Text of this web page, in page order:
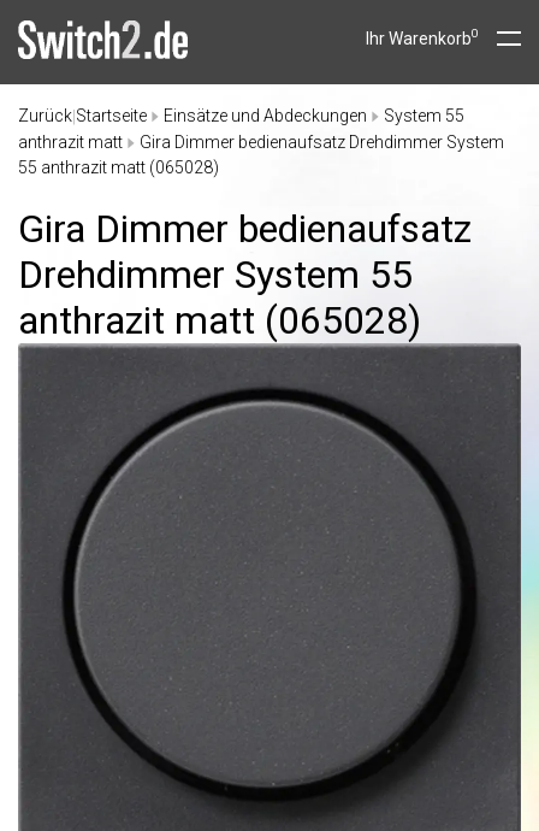
Ihr Warenkorb0
Zurück Startseite Einsätze und Abdeckungen
System 55
anthrazit matt
Gira Dimmer bedienaufsatz Drehdimmer System
55 anthrazit matt (065028)
Gira Dimmer bedienaufsatz
Drehdimmer System 55
anthrazit matt (065028)